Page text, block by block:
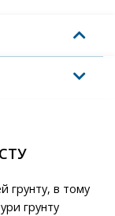
грунту, в тому
грунту